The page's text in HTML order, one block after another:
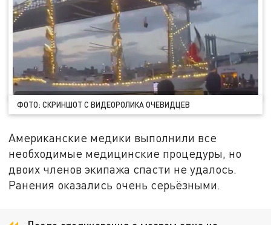
ФОТО: СКРИНШОТ С ВИДЕОРОЛИКА ОЧЕВИДЦЕВ
Американские медики выполнили все
необходимые медицинские процедуры, но
двоих членов экипажа спасти не удалось.
Ранения оказались очень серьёзными.